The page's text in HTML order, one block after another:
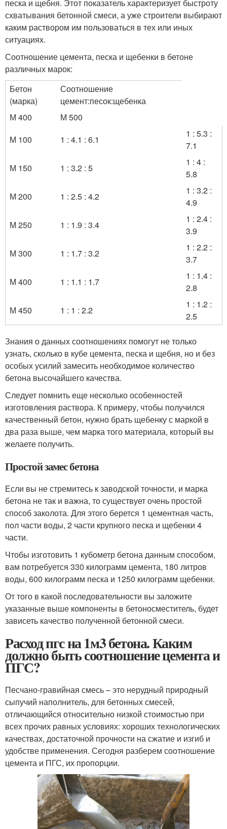
песка и щебня. Этот показатель характеризует быстроту
схватывания бетонной смеси, а уже строители выбирают
каким раствором им пользоваться в тех или иных
ситуациях.
Соотношение цемента, песка и щебенки в бетоне
различных марок:
Бетон
(марка)
Соотношение
цемент:песок:щебенка
М 400
М 500
М 100
1 : 4.1 : 6.1
1 : 5.3 :
7.1
М 150
1 : 3.2 : 5
1 : 4 :
5.8
М 200
1 : 2.5 : 4.2
1 : 3.2 :
4.9
М 250
1 : 1.9 : 3.4
1 : 2.4 :
3.9
М 300
1 : 1.7 : 3.2
1 : 2.2 :
3.7
М 400
1 : 1.1 : 1.7
1 : 1.4 :
2.8
М 450
1 : 1 : 2.2
1 : 1.2 :
2.5
Знания о данных соотношениях помогут не только
узнать, сколько в кубе цемента, песка и щебня, но и без
особых усилий замесить необходимое количество
бетона высочайшего качества.
Следует помнить еще несколько особенностей
изготовления раствора. К примеру, чтобы получился
качественный бетон, нужно брать щебенку с маркой в
два раза выше, чем марка того материала, который вы
желаете получить.
Простой замес бетона
Если вы не стремитесь к заводской точности, и марка
бетона не так и важна, то существует очень простой
способ заколота. Для этого берется 1 цементная часть,
пол части воды, 2 части крупного песка и щебенки 4
части.
Чтобы изготовить 1 кубометр бетона данным способом,
вам потребуется 330 килограмм цемента, 180 литров
воды, 600 килограмм песка и 1250 килограмм щебенки.
От того в какой последовательности вы заложите
указанные выше компоненты в бетоносместитель, будет
зависеть качество полученной бетонной смеси.
Расход пгс на 1м3 бетона. Каким
должно быть соотношение цемента и
ПГС?
Песчано-гравийная смесь – это нерудный природный
сыпучий наполнитель, для бетонных смесей,
отличающийся относительно низкой стоимостью при
всех прочих равных условиях: хороших технологических
качествах, достаточной прочности на сжатие и изгиб и
удобстве применения. Сегодня разберем соотношение
цемента и ПГС, их пропорции.